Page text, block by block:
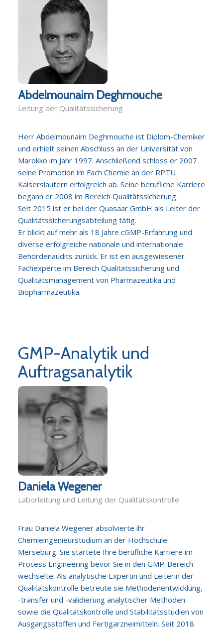
Abdelmounaim Deghmouche
Leitung der Qualitätssicherung
Herr Abdelmounaim Deghmouche ist Diplom-Chemiker
und erhielt seinen Abschluss an der Universität von
Marokko im Jahr 1997. Anschließend schloss er 2007
seine Promotion im Fach Chemie an der RPTU
Kaiserslautern erfolgreich ab. Seine berufliche Karriere
begann er 2008 im Bereich Qualitätssicherung.
Seit 2015 ist er bei der Quasaar GmbH als Leiter der
Qualitätssicherungsabteilung tätig.
Er blickt auf mehr als 18 Jahre cGMP-Erfahrung und
diverse erfolgreiche nationale und internationale
Behördenaudits zurück. Er ist ein ausgewiesener
Fachexperte im Bereich Qualitätssicherung und
Qualitätsmanagement von Pharmazeutika und
Biopharmazeutika.
GMP-Analytik und
Auftragsanalytik
Daniela Wegener
Laborleitung und Leitung der Qualitätskontrolle
Frau Daniela Wegener absolvierte ihr
Chemieingenieurstudium an der Hochschule
Merseburg. Sie startete Ihre berufliche Karriere im
Process Engineering bevor Sie in den GMP-Bereich
wechselte. Als analytische Expertin und Leiterin der
Qualitätskontrolle betreute sie Methodenentwicklung,
-transfer und -validierung analytischer Methoden
sowie die Qualitätskontrolle und Stabilitätsstudien von
Ausgangsstoffen und Fertigarzneimitteln. Seit 2018